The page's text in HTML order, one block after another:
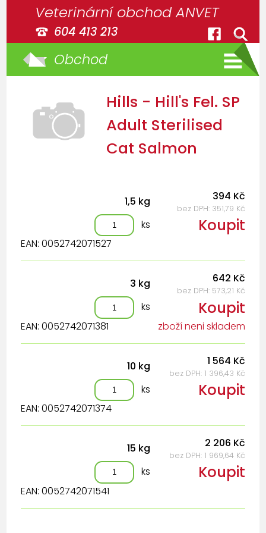
Veterinární obchod ANVET
604 413 213
Obchod
Hills - Hill's Fel. SP
Adult Sterilised
Cat Salmon
EAN: 0052742071527
1,5 kg 394 Kč
bez DPH: 351,79 Kč
ks Koupit
zboží neni skladem
EAN: 0052742071381
3 kg 642 Kč
bez DPH: 573,21 Kč
ks Koupit
EAN: 0052742071374
10 kg 1 564 Kč
bez DPH: 1 396,43 Kč
ks Koupit
EAN: 0052742071541
15 kg 2 206 Kč
bez DPH: 1 969,64 Kč
ks Koupit